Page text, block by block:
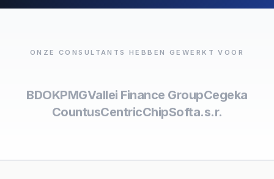
ONZE CONSULTANTS HEBBEN GEWERKT VOOR
BDOKPMGVallei Finance GroupCegeka
CountusCentricChipSofta.s.r.